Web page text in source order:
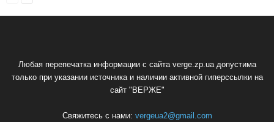
Любая перепечатка информации с сайта verge.zp.ua допустима
только при указании источника и наличии активной гиперссылки на
сайт "ВЕРЖЕ"
Свяжитесь с нами: vergeua2@gmail.com